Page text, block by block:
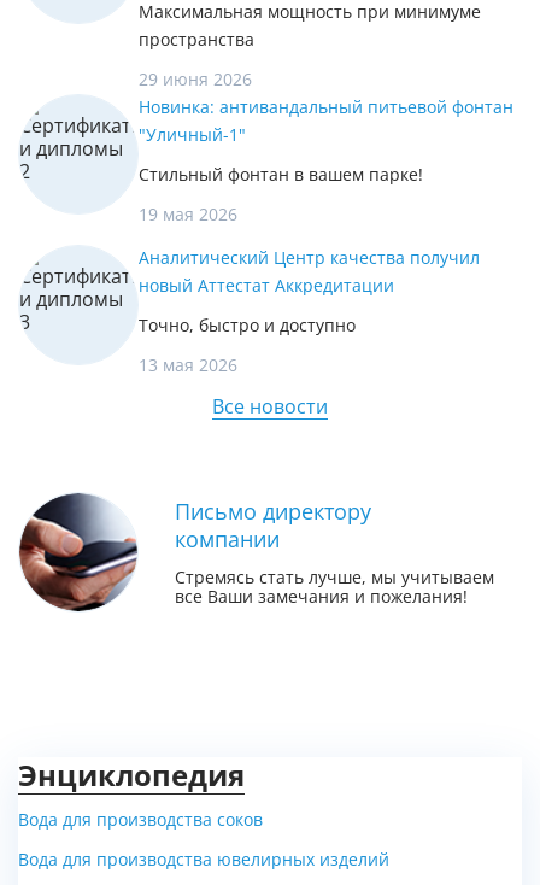
Максимальная мощность при минимуме
пространства
29 июня 2026
Новинка: антивандальный питьевой фонтан
"Уличный-1"
Стильный фонтан в вашем парке!
19 мая 2026
Аналитический Центр качества получил
новый Аттестат Аккредитации
Точно, быстро и доступно
13 мая 2026
Все новости
Письмо директору
компании
Стремясь стать лучше, мы учитываем
все Ваши замечания и пожелания!
Энциклопедия
Вода для производства соков
Вода для производства ювелирных изделий